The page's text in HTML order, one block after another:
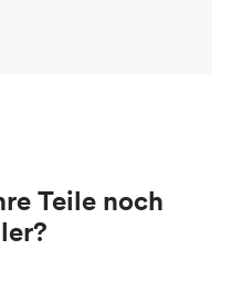
Teile noch